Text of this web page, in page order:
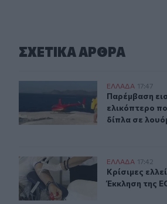
ΣΧΕΤΙΚA AΡΘΡΑ
Παρέμβαση εισαγγελέα για το
ΕΛΛAΔΑ 17:47
Παρέμβαση
Παρέμβαση
ελικόπτερο
δίπλα σε
Κρίσιμες ελλείψεις αίματος -
ΕΛΛAΔΑ 17:42
Κρίσιμες
Κρίσιμες
Έκκληση της